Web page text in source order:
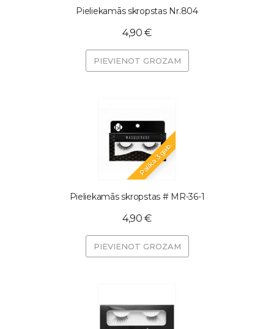
Pieliekamās skropstas Nr.804
4,90 €
PIEVIENOT GROZAM
Palika 3 gab.
Pieliekamās skropstas # MR-36-1
4,90 €
PIEVIENOT GROZAM